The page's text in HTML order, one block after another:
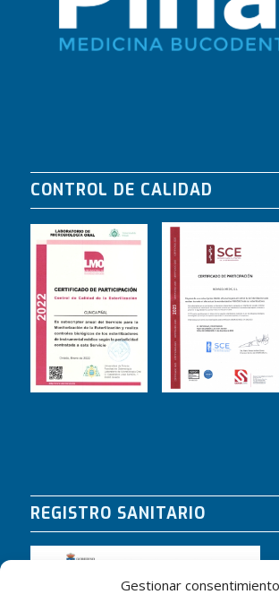
Gestionar consentimiento
CONTROL DE CALIDAD
REGISTRO SANITARIO